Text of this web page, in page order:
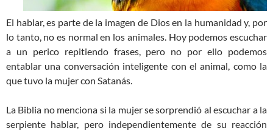
El hablar, es parte de la imagen de Dios en la humanidad y, por
lo tanto, no es normal en los animales. Hoy podemos escuchar
a un perico repitiendo frases, pero no por ello podemos
entablar una conversación inteligente con el animal, como la
que tuvo la mujer con Satanás.
La Biblia no menciona si la mujer se sorprendió al escuchar a la
serpiente hablar, pero independientemente de su reacción